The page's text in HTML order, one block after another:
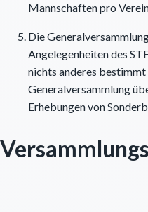
Mannschaften pro
Die
Angelegenheiten des
nichts anderes
Generalversammlung
Erhebungen von